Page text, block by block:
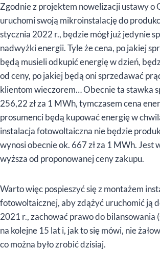
Zgodnie z projektem nowelizacji ustawy o
uruchomi swoją mikroinstalację do
stycznia 2022 r., będzie mógł już jedynie
nadwyżki energii. Tyle że cena, po jakiej
będą musieli odkupić energię w dzień,
od ceny, po jakiej będą oni sprzedawać
klientom wieczorem… Obecnie ta stawka
256,22 zł za 1 MWh, tymczasem cena
prosumenci będą kupować energię w
instalacja fotowoltaiczna nie będzie
wynosi obecnie ok. 667 zł za 1 MWh. Jest
wyższa od proponowanej ceny zakupu.
Warto więc pospieszyć się z montażem
fotowoltaicznej, aby zdążyć uruchomić ją
2021 r., zachować prawo do bilansowania
na kolejne 15 lat i, jak to się mówi, nie
co można było zrobić dzisiaj.